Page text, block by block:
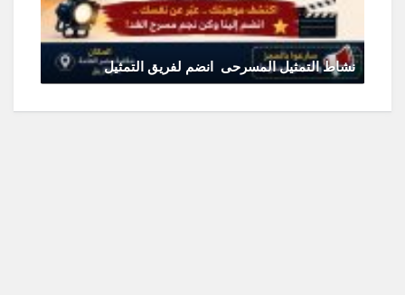
نشاط التمثيل المسرحى انضم لفريق التمثيل